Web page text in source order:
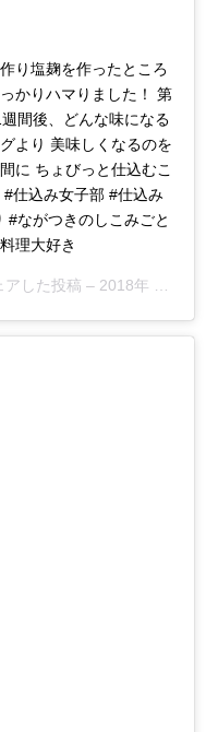
り塩麹を作ったところ
かりハマりました！ 第
間後、どんな味になる
より 美味しくなるのを
に ちょびっと仕込むこ
仕込み女子部 #仕込み
ながつきのしこみごと
理大好き
アした投稿 – 2018年 9月月8日午後7時00分PDT